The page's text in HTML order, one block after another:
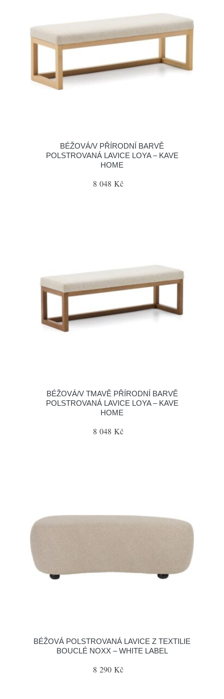
BÉŽOVÁ/V PŘÍRODNÍ BARVĚ
POLSTROVANÁ LAVICE LOYA – KAVE
HOME
8 048 Kč
BÉŽOVÁ/V TMAVĚ PŘÍRODNÍ BARVĚ
POLSTROVANÁ LAVICE LOYA – KAVE
HOME
8 048 Kč
BÉŽOVÁ POLSTROVANÁ LAVICE Z TEXTILIE
BOUCLÉ NOXX – WHITE LABEL
8 290 Kč